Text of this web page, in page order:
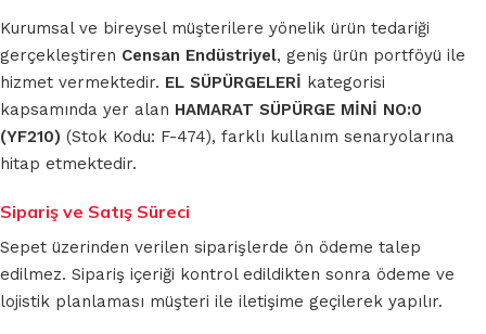
Kurumsal ve bireysel müşterilere yönelik ürün tedariği
gerçekleştiren Censan Endüstriyel, geniş ürün portföyü ile
hizmet vermektedir. EL SÜPÜRGELERİ kategorisi
kapsamında yer alan HAMARAT SÜPÜRGE MİNİ NO:0
(YF210) (Stok Kodu: F-474), farklı kullanım senaryolarına
hitap etmektedir.
Sipariş ve Satış Süreci
Sepet üzerinden verilen siparişlerde ön ödeme talep
edilmez. Sipariş içeriği kontrol edildikten sonra ödeme ve
lojistik planlaması müşteri ile iletişime geçilerek yapılır.